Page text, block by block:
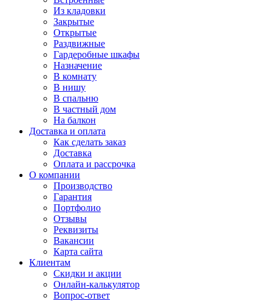
Из кладовки
Закрытые
Открытые
Раздвижные
Гардеробные шкафы
Назначение
В комнату
В нишу
В спальню
В частный дом
На балкон
Доставка и оплата
Как сделать заказ
Доставка
Оплата и рассрочка
О компании
Производство
Гарантия
Портфолио
Отзывы
Реквизиты
Вакансии
Карта сайта
Клиентам
Скидки и акции
Онлайн-калькулятор
Вопрос-ответ